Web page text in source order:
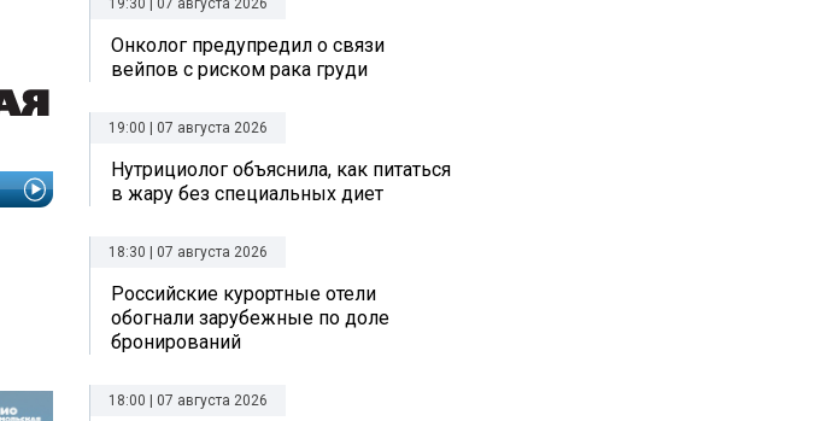
19:30 | 07 августа 2026
Онколог предупредил о связи
вейпов с риском рака груди
19:00 | 07 августа 2026
Нутрициолог объяснила, как питаться
в жару без специальных диет
18:30 | 07 августа 2026
Российские курортные отели
обогнали зарубежные по доле
бронирований
18:00 | 07 августа 2026